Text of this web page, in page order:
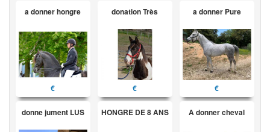
a donner hongre
€
donation Très
€
a donner Pure
€
donne jument LUS HONGRE DE 8 ANS A donner cheval